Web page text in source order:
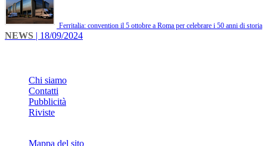
Ferritalia: convention il 5 ottobre a Roma per celebrare i 50 anni di storia
NEWS | 18/09/2024
Chi siamo
Contatti
Pubblicità
Riviste
Mappa del sito